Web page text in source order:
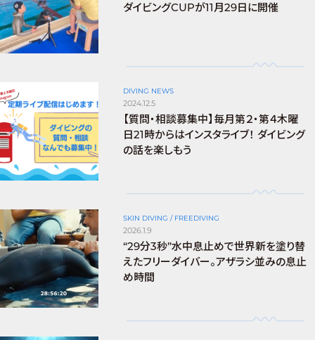
ダイビングCUPが11月29日に開催
DIVING NEWS
2024.12.5
【質問・相談募集中】毎月第２・第４木曜
日21時からはインスタライブ！ ダイビング
の話を楽しもう
SKIN DIVING / FREEDIVING
2026.1.9
“29分3秒”水中息止めで世界新を塗り替
えたフリーダイバー。アザラシ並みの息止
め時間